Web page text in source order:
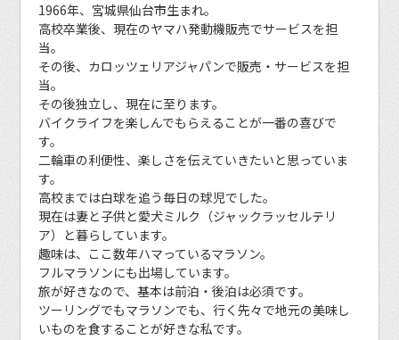
1966年、宮城県仙台市生まれ。
高校卒業後、現在のヤマハ発動機販売でサービスを担
当。
その後、カロッツェリアジャパンで販売・サービスを担
当。
その後独立し、現在に至ります。
バイクライフを楽しんでもらえることが一番の喜びで
す。
二輪車の利便性、楽しさを伝えていきたいと思っていま
す。
高校までは白球を追う毎日の球児でした。
現在は妻と子供と愛犬ミルク（ジャックラッセルテリ
ア）と暮らしています。
趣味は、ここ数年ハマっているマラソン。
フルマラソンにも出場しています。
旅が好きなので、基本は前泊・後泊は必須です。
ツーリングでもマラソンでも、行く先々で地元の美味し
いものを食することが好きな私です。